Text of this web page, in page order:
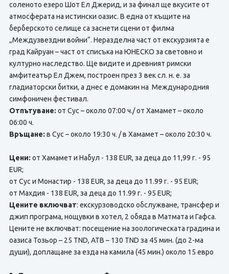
соленото езеро Шот Ел Джерид, и за финал ще вкусите от
атмосферата на истински оазис. В една от къщите на
берберското селище са заснети сцени от филма
„Междузвездни войни“. Неразделна част от екскурзията е
град Кайруан – част от списъка на ЮНЕСКО за световно и
културно наследство. Ще видите и древният римски
амфитеатър Ел Джем, построен през 3 век сл. н. е. за
гладиаторски битки, а днес е домакин на Международния
симфоничен фестивал.
Отпътуване: от Сус – около 07:00 ч./ от Хамамет – около
06:00 ч.
Връщане: в Сус – около 19:30 ч. / в Хамамет – около 20:30 ч.
Цени: от Хамамет и Набул - 138 EUR, за деца до 11,99 г. - 95
EUR;
от Сус и Монастир - 138 EUR, за деца до 11.99 г. - 95 EUR;
от Махдия - 138 EUR, за деца до 11.99 г. - 95 EUR;
Цените включват: екскурзоводско обслужване, трансфер и
джип програма, нощувки в хотел, 2 обяда в Матмата и Гафса.
Цените не включват: посещение на зоологическата градина и
оазиса Тозьор – 25 TND, АТВ – 130 TND за 45 мин. (до 2-ма
души), доплащане за езда на камила (45 мин.) около 15 евро